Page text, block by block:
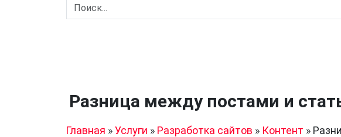
Разница между постами и
Главная »Услуги » Разработка сайтов » Контент »